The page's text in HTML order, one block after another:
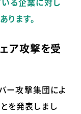
ます。
ア攻撃を受
ー攻撃集団によ
を発表しまし